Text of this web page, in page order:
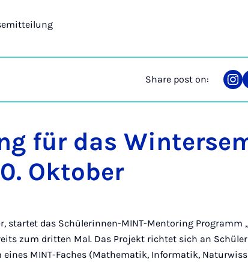
Share post on:
on
für das
Oktober
startet das Schülerinnen-MINT-Mentoring Programm
zum dritten Mal. Das Projekt richtet sich an
eines MINT-Faches (Mathematik, Informatik,